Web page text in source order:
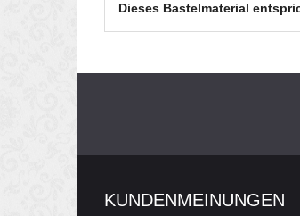
Dieses Bastelmaterial
KUNDENMEINUNGEN